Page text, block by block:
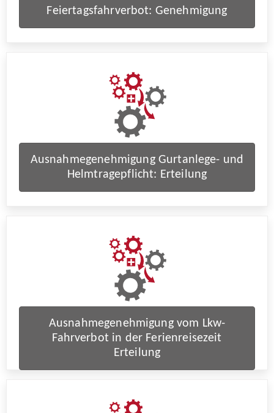
Feiertagsfahrverbot: Genehmigung
Ausnahmegenehmigung Gurtanlege- und
Helmtragepflicht: Erteilung
Ausnahmegenehmigung vom Lkw-
Fahrverbot in der Ferienreisezeit
Erteilung